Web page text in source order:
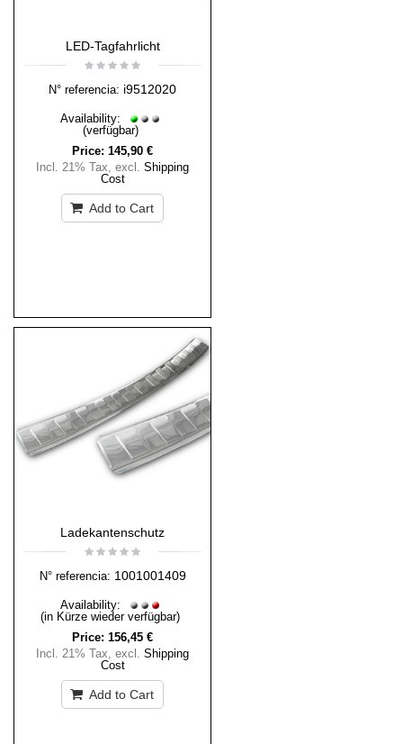
LED-Tagfahrlicht
N° referencia: i9512020
Availability:
(verfügbar)
Price: 145,90 €
Incl. 21% Tax, excl. Shipping
Cost
Add to Cart
Ladekantenschutz
N° referencia: 1001001409
Availability:
(in Kürze wieder verfügbar)
Price: 156,45 €
Incl. 21% Tax, excl. Shipping
Cost
Add to Cart